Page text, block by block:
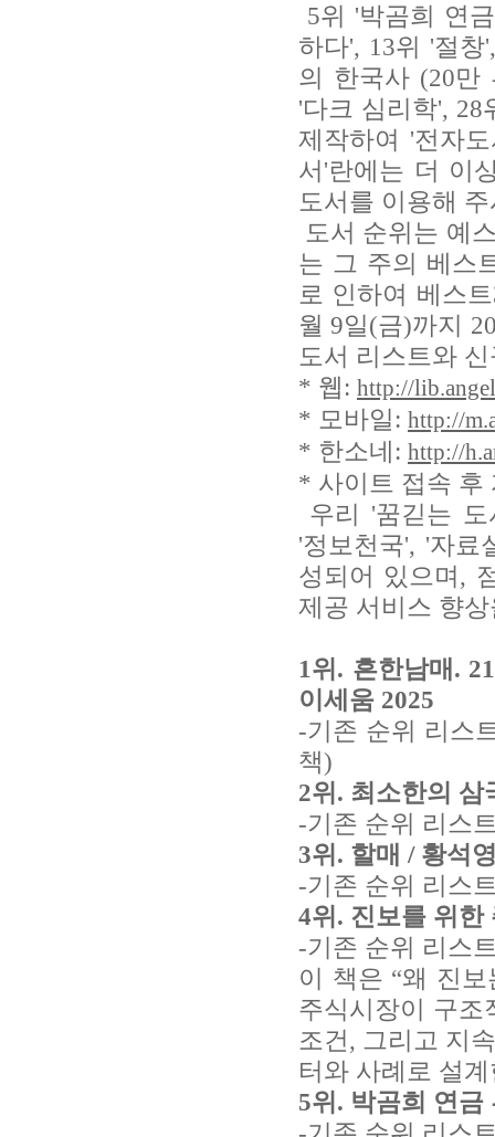
5위 '박곰희 연
하다', 13위 '절
의 한국사 (20만
'다크 심리학', 28
제작하여 '전자
서'란에는 더 이
도서를 이용해
도서 순위는 예
는 그 주의 베스
로 인하여 베스
월 9일(금)까지
도서 리스트와
* 웹: http://
* 모바일: http://
* 한소네: http://
* 사이트 접속 후
우리 '꿈긷는 도
'정보천국', '자료
성되어 있으며,
제공 서비스 향
1위. 흔한남매.
이세움 2025
-기존 순위 리스
책)
2위. 최소한의 삼
-기존 순위 리스
3위. 할매 / 황석
-기존 순위 리스
4위. 진보를 위한
-기존 순위 리스
이 책은 “왜 진
주식시장이 구
조건, 그리고 지
터와 사례로 설
5위. 박곰희 연금